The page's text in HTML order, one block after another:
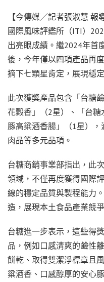
【今傳媒／記者張淑慧
國際風味評鑑所（ITI）
出亮眼成績。繼2024年首
後，今年僅以四項產品再
摘下七顆星肯定，展現穩
此次獲獎產品包含「台糖
花穀香」（2星）、「台
豚高粱酒香腸」（1星）
肉品等多元品項。
台糖商銷事業部指出，此
領域，不僅再度獲得國際
線的穩定品質與製程能力
造，展現本土食品產業競
台糖進一步表示，這些得
品，例如口感清爽的鹼性
餅乾、取得雙潔淨標章且
粱酒香、口感醇厚的安心